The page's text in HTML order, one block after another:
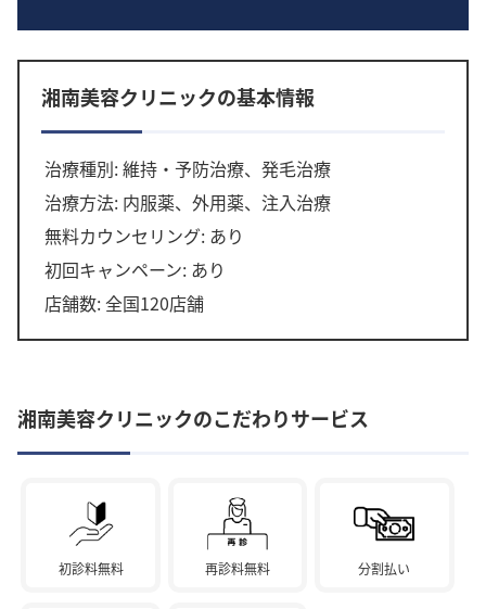
湘南美容クリニックの基本情報
治療種別: 維持・予防治療、発毛治療
治療方法: 内服薬、外用薬、注入治療
無料カウンセリング: あり
初回キャンペーン: あり
店舗数: 全国120店舗
湘南美容クリニックのこだわりサービス
初診料無料 再診料無料 分割払い